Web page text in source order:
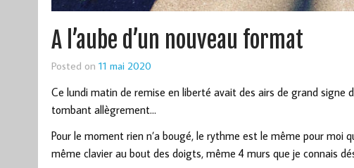
A l’aube d’un nouveau format
Posted on 11 mai 2020
Ce lundi matin de remise en liberté avait des airs de grand signe
tombant allègrement…
Pour le moment rien n’a bougé, le rythme est le même pour moi
même clavier au bout des doigts, même 4 murs que je connais